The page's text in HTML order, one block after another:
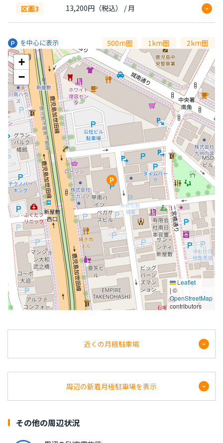
設備 平面 / 屋外 / 24時間営業 / 舗装なし
全高 2300mm 全長
5000mm
全幅
1900mm 重量
2500kg
車下高
- タイヤ幅 -
手数料 賃料の1カ月分
対応車両サイズ
全高 2300mm 全長
5000mm
全幅
1900mm
2500kg
車下高
- タイヤ幅
区画3 13,200円（税込） / 月
設備 平面 / 屋外 / 24時間営業 / 舗装なし
対応車両サイズ
全高 2300mm 全長
4800mm
全幅
1900mm 重量
2500kg
車下高
-
を中心に表示 500m圏 1km圏 2km圏
P
+
−
Leaflet
| ©
OpenStreetMap
contributors
近くの月極駐車場
福岡バイク/8/バ2/9/バ3
福岡県福岡市中央区天神1丁目8-1
周辺の新着月極駐車場を表示
呉服町１月極駐車場
鹿児島県鹿児島市呉服町１
その他の周辺状況